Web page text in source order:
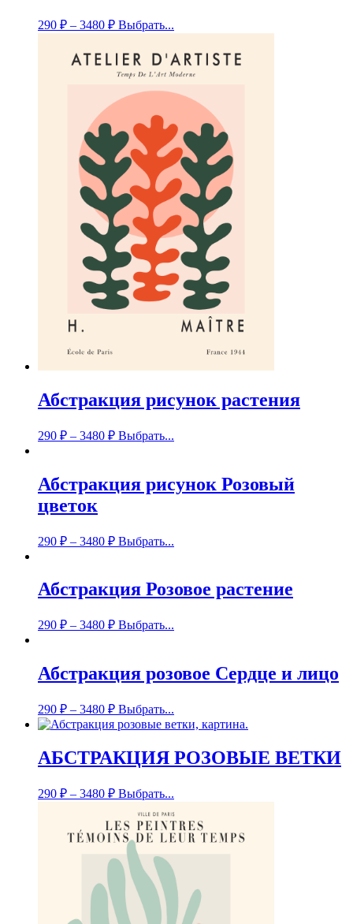
290 ₽ – 3480 ₽ Выбрать...
Абстракция рисунок растения
290 ₽ – 3480 ₽ Выбрать...
Абстракция рисунок Розовый
цветок
290 ₽ – 3480 ₽ Выбрать...
Абстракция Розовое растение
290 ₽ – 3480 ₽ Выбрать...
Абстракция розовое Сердце и лицо
290 ₽ – 3480 ₽ Выбрать...
АБСТРАКЦИЯ РОЗОВЫЕ ВЕТКИ
290 ₽ – 3480 ₽ Выбрать...